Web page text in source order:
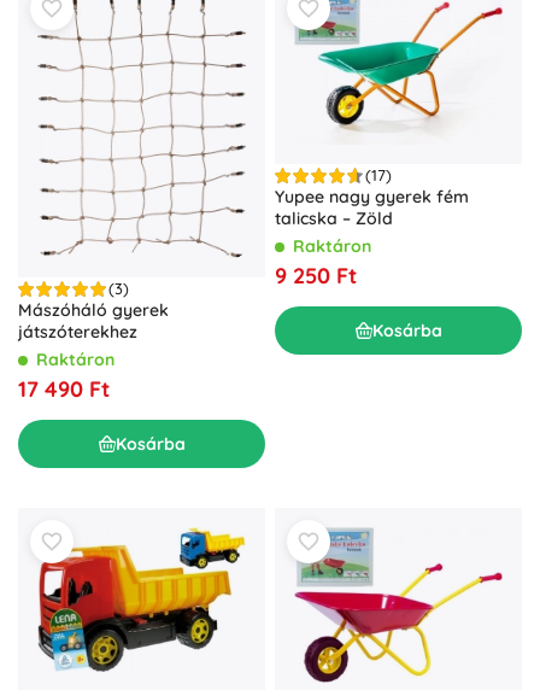
(3)
Mászóháló gyerek
játszóterekhez
Raktáron
17 490 Ft
Kosárba
(17)
Yupee nagy gyerek fém
talicska – Zöld
Raktáron
9 250 Ft
Kosárba